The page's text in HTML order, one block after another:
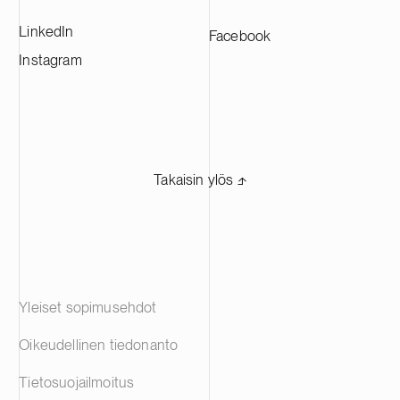
LinkedIn
Instagram
Facebook
Takaisin ylös ⬏
Yleiset sopimusehdot
Oikeudellinen tiedonanto
Tietosuojailmoitus